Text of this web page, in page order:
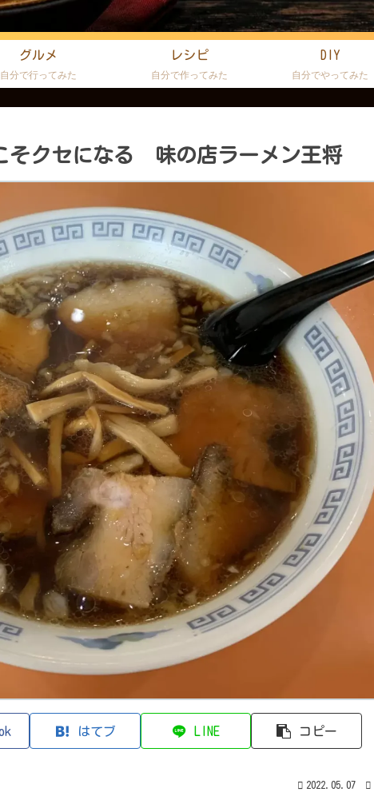
グルメ
自分で行ってみた
レシピ
自分で作ってみた
DIY
自分でやってみた
そクセになる 味の店ラーメン王将
はてブ LINE コピー
2022.05.07